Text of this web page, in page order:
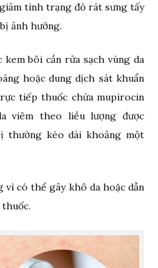
tình trạng đỏ rát sưng tấy
ảnh hưởng.
bôi cần rửa sạch vùng da
hoặc dung dịch sát khuẩn
tiếp thuốc chứa mupirocin
viêm theo liều lượng được
thường kéo dài khoảng một
vì có thể gây khô da hoặc dẫn